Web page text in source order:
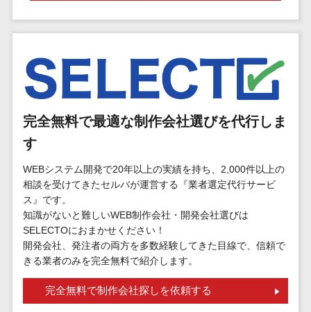
認証システム>
クラウド型セキュリティカメラ>
メールセキュリティ>
メール・ファイル無害化>
委託先管理サービス> WAF>
URLフィルタリング>
エンドポイントセキュリティ
（EDR）>
CASB> ファイル暗号化>
電話認証サービス> DLPツール>
ポート
コールセンタ
ーCRM
自動音声応答
答
コールセンタ
ー音声認識
カスタマーサ
クセスツール
ITサービスマネ
問い合わせ管
完全無料で最適な制作会社選びを代行しま
す
WEBシステム開発で20年以上の実績を持ち、2,000件以上の
相談を受けてきたセルバが運営する『業者選定代行サービ
ス』です。
知識がないと難しいWEB制作会社・開発会社選びは
SELECTOにおまかせください！
開発会社、発注者の両方を多数経験してきた目線で、信頼で
きる業者のみを完全無料で紹介します。
完全無料で制作会社探しを依頼する